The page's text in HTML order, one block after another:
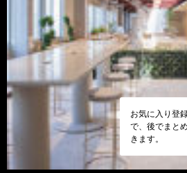
お気に入り登
で、後でまと
きます。